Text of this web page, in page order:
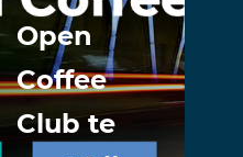
Open
Coffee
Club te